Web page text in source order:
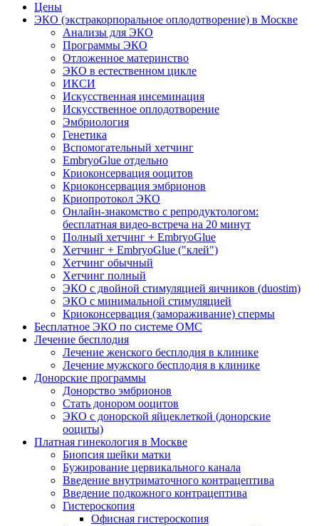
Цены
ЭКО (экстракорпоральное оплодотворение) в Москве
Анализы для ЭКО
Программы ЭКО
Отложенное материнство
ЭКО в естественном цикле
ИКСИ
Искусственная инсеминация
Искусственное оплодотворение
Эмбриология
Генетика
Вспомогательный хетчинг
EmbryoGlue отдельно
Криоконсервация ооцитов
Криоконсервация эмбрионов
Криопротокол ЭКО
Онлайн-знакомство с репродуктологом:
бесплатная видео-встреча на 20 минут
Полный хетчинг + ЕmbryoGlue
Хетчинг + EmbryoGlue ("клей")
Хетчинг обычный
Хетчинг полный
ЭКО с двойной стимуляцией яичников (duostim)
ЭКО с минимальной стимуляцией
Криоконсервация (замораживание) спермы
Бесплатное ЭКО по системе ОМС
Лечение бесплодия
Лечение женского бесплодия в клинике
Лечение мужского бесплодия в клинике
Донорские программы
Донорство эмбрионов
Стать донором ооцитов
ЭКО с донорской яйцеклеткой (донорские
ооциты)
Платная гинекология в Москве
Биопсия шейки матки
Бужирование цервикального канала
Введение внутриматочного контрацептива
Введение подкожного контрацептива
Гистероскопия
Офисная гистероскопия